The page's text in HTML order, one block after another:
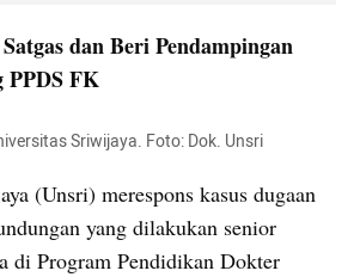
dan Beri Pendampingan
FK
Sriwijaya. Foto: Dok. Unsri
(Unsri) merespons kasus dugaan
yang dilakukan senior
di Program Pendidikan Dokter